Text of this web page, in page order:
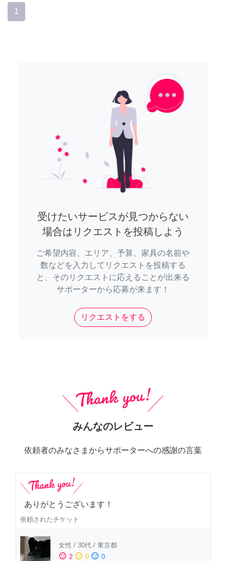
1
受けたいサービスが見つからない
場合はリクエストを投稿しよう
ご希望内容、エリア、予算、家具の名前や
数などを入力してリクエストを投稿する
と、そのリクエストに応えることが出来る
サポーターから応募が来ます！
リクエストをする
みんなのレビュー
依頼者のみなさまからサポーターへの感謝の言葉
ありがとうございます！
依頼されたチケット
女性 / 30代 / 東京都
sentiment_satisfied 2 sentiment_neutral 0 sentiment_dissatisfied 0